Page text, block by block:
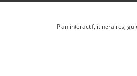
Plan interactif, itinéraires,